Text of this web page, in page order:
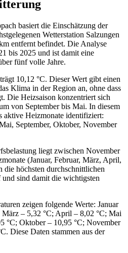
basiert die Einschätzung der
Wetterstation Salzungen
entfernt befindet. Die Analyse
bis 2025 und ist damit eine
fünf volle Jahre.
10,12 °C. Dieser Wert gibt einen
Klima in der Region an, ohne dass
Die Heizsaison konzentriert sich
von September bis Mai. In diesem
aktive Heizmonate identifiziert:
September, Oktober, November
liegt zwischen November
(Januar, Februar, März, April,
die höchsten durchschnittlichen
und sind damit die wichtigsten
zeigen folgende Werte: Januar
März – 5,32 °C; April – 8,02 °C; Mai
°C; Oktober – 10,95 °C; November
Diese Daten stammen aus der